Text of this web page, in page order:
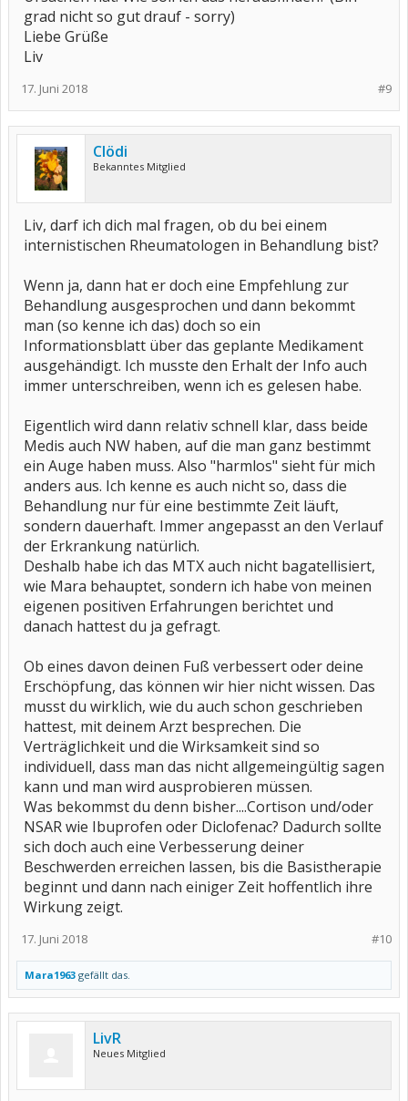
grad nicht so gut drauf - sorry)
Liebe Grüße
Liv
#9
17. Juni 2018
Clödi
Bekanntes Mitglied
Liv, darf ich dich mal fragen, ob du bei einem
internistischen Rheumatologen in Behandlung bist?
Wenn ja, dann hat er doch eine Empfehlung zur
Behandlung ausgesprochen und dann bekommt
man (so kenne ich das) doch so ein
Informationsblatt über das geplante Medikament
ausgehändigt. Ich musste den Erhalt der Info auch
immer unterschreiben, wenn ich es gelesen habe.
Eigentlich wird dann relativ schnell klar, dass beide
Medis auch NW haben, auf die man ganz bestimmt
ein Auge haben muss. Also "harmlos" sieht für mich
anders aus. Ich kenne es auch nicht so, dass die
Behandlung nur für eine bestimmte Zeit läuft,
sondern dauerhaft. Immer angepasst an den Verlauf
der Erkrankung natürlich.
Deshalb habe ich das MTX auch nicht bagatellisiert,
wie Mara behauptet, sondern ich habe von meinen
eigenen positiven Erfahrungen berichtet und
danach hattest du ja gefragt.
Ob eines davon deinen Fuß verbessert oder deine
Erschöpfung, das können wir hier nicht wissen. Das
musst du wirklich, wie du auch schon geschrieben
hattest, mit deinem Arzt besprechen. Die
Verträglichkeit und die Wirksamkeit sind so
individuell, dass man das nicht allgemeingültig sagen
kann und man wird ausprobieren müssen.
Was bekommst du denn bisher....Cortison und/oder
NSAR wie Ibuprofen oder Diclofenac? Dadurch sollte
sich doch auch eine Verbesserung deiner
Beschwerden erreichen lassen, bis die Basistherapie
beginnt und dann nach einiger Zeit hoffentlich ihre
Wirkung zeigt.
#10
17. Juni 2018
Mara1963 gefällt das.
LivR
Neues Mitglied